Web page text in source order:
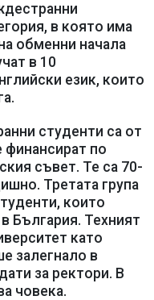
в която има
обменни начала
в 10
език, които
студенти са от
финансират по
съвет. Те са 70-
Третата група
които
България. Техният
като
залегнало в
за ректори. В
човека.